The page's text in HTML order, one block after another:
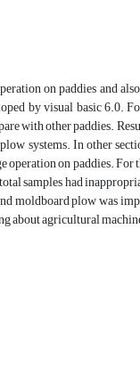
on paddies and
by visual basic 6.0.
with other paddies.
systems. In other
on paddies. For
samples had
moldboard plow was
about agricultural